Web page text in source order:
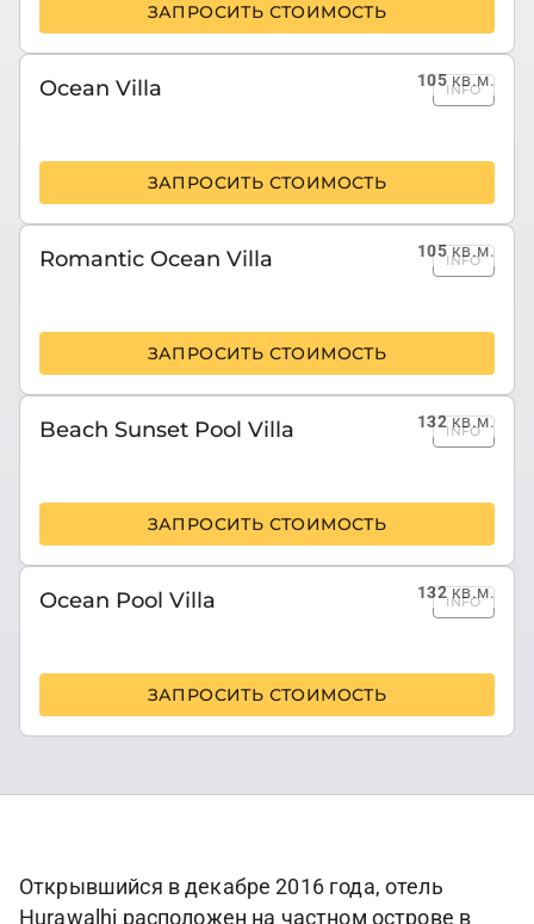
ЗАПРОСИТЬ СТОИМОСТЬ
105кв.м.
Ocean Villa INFO
ЗАПРОСИТЬ СТОИМОСТЬ
105кв.м.
Romantic Ocean Villa INFO
ЗАПРОСИТЬ СТОИМОСТЬ
132кв.м.
Beach Sunset Pool Villa INFO
ЗАПРОСИТЬ СТОИМОСТЬ
132кв.м.
Оcean Pool Villa INFO
ЗАПРОСИТЬ СТОИМОСТЬ
Открывшийся в декабре 2016 года, отель
Hurawalhi расположен на частном острове в